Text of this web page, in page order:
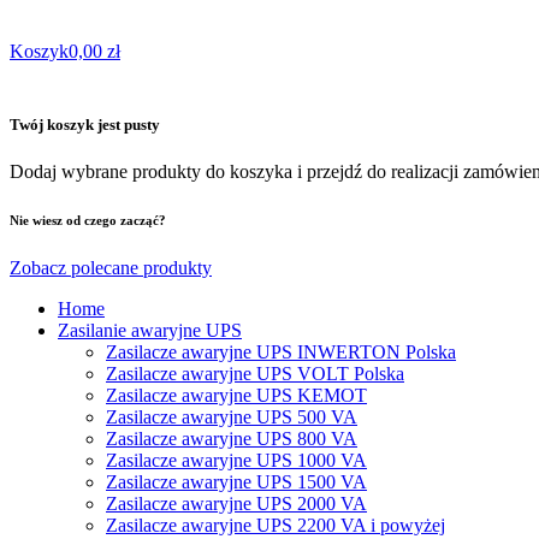
Koszyk0,00 zł
Twój koszyk jest pusty
Dodaj wybrane produkty do koszyka i przejdź do realizacji
Nie wiesz od czego zacząć?
Zobacz polecane produkty
Home
Zasilanie awaryjne UPS
Zasilacze awaryjne UPS INWERTON Polska
Zasilacze awaryjne UPS VOLT Polska
Zasilacze awaryjne UPS KEMOT
Zasilacze awaryjne UPS 500 VA
Zasilacze awaryjne UPS 800 VA
Zasilacze awaryjne UPS 1000 VA
Zasilacze awaryjne UPS 1500 VA
Zasilacze awaryjne UPS 2000 VA
Zasilacze awaryjne UPS 2200 VA i powyżej